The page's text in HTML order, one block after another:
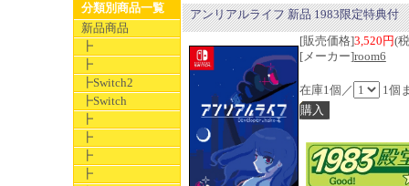
分類別商品一覧
新品商品
┣
┣
┣Switch2
┣Switch
┣
┣
┣
┣
アンリアルライフ 新品 1983限定特典付
[販売価格]3,520円(
[メーカー]room6
在庫1個／ 1個